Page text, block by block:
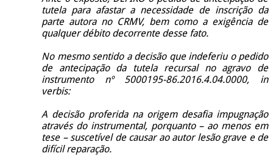
tutela para afastar a necessidade de inscrição da
parte autora no CRMV, bem como a exigência de
qualquer débito decorrente desse fato.
No mesmo sentido a decisão que indeferiu o pedido
de antecipação da tutela recursal no agravo de
instrumento nº 5000195-86.2016.4.04.0000, in
verbis:
A decisão proferida na origem desafia impugnação
através do instrumental, porquanto – ao menos em
tese – suscetível de causar ao autor lesão grave e de
difícil reparação.